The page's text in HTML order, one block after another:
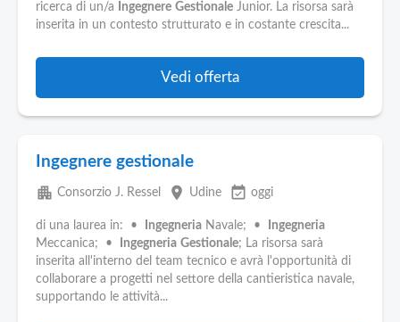
ricerca di un/a
Ingegnere Gestionale Junior. La risorsa sarà
inserita in un contesto strutturato e in costante crescita...
Vedi offerta
Ingegnere gestionale
apartment Consorzio J. Ressel place Udine event_available oggi
di una laurea in: • Ingegneria Navale; •
Ingegneria
Meccanica; •
Ingegneria Gestionale; La risorsa sarà
inserita all'interno del team tecnico e avrà l'opportunità di
collaborare a progetti nel settore della cantieristica navale,
supportando le attività...